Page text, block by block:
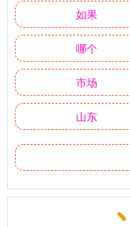
如果
哪个
市场
山东